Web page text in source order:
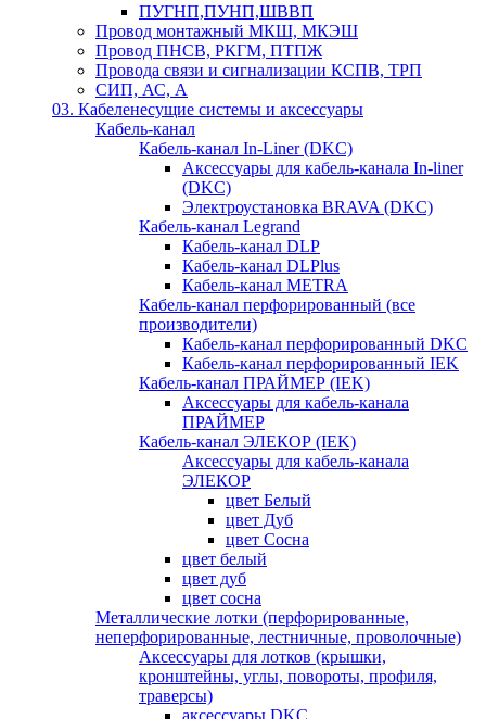
ПУГНП,ПУНП,ШВВП
Провод монтажный МКШ, МКЭШ
Провод ПНСВ, РКГМ, ПТПЖ
Провода связи и сигнализации КСПВ, ТРП
СИП, АС, А
03. Кабеленесущие системы и аксессуары
Кабель-канал
Кабель-канал In-Liner (DKC)
Аксессуары для кабель-канала In-liner
(DKC)
Электроустановка BRAVA (DKC)
Кабель-канал Legrand
Кабель-канал DLP
Кабель-канал DLPlus
Кабель-канал METRA
Кабель-канал перфорированный (все
производители)
Кабель-канал перфорированный DKC
Кабель-канал перфорированный IEK
Кабель-канал ПРАЙМЕР (IEK)
Аксессуары для кабель-канала
ПРАЙМЕР
Кабель-канал ЭЛЕКОР (IEK)
Аксессуары для кабель-канала
ЭЛЕКОР
цвет Белый
цвет Дуб
цвет Сосна
цвет белый
цвет дуб
цвет сосна
Металлические лотки (перфорированные,
неперфорированные, лестничные, проволочные)
Аксессуары для лотков (крышки,
кронштейны, углы, повороты, профиля,
траверсы)
аксессуары DKC